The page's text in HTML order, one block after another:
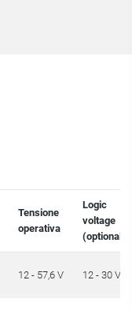
Tensione
operativa
Logic
voltage
(optional)
12 - 57,6 V 12 - 30 V